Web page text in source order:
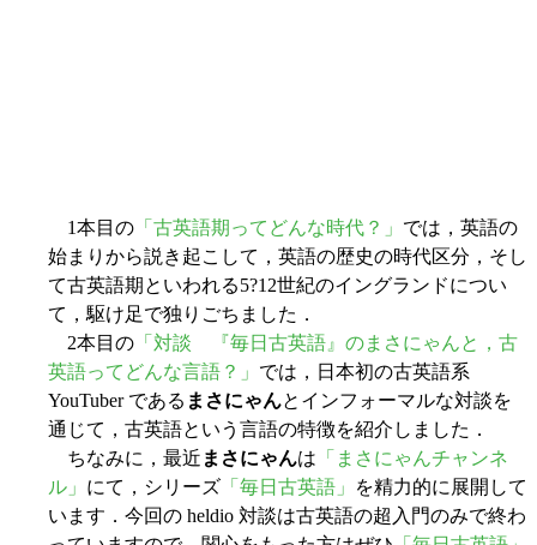
1本目の 「古英語期ってどんな時代？」 では，英語の
始まりから説き起こして，英語の歴史の時代区分，そし
て古英語期といわれる5?12世紀のイングランドについ
て，駆け足で独りごちました．
2本目の 「対談 『毎日古英語』のまさにゃんと，古
英語ってどんな言語？」 では，日本初の古英語系
YouTuber である まさにゃんとインフォーマルな対談を
通じて，古英語という言語の特徴を紹介しました．
ちなみに，最近 まさにゃんは 「まさにゃんチャンネ
ル」 にて，シリーズ 「毎日古英語」
を精力的に展開して
います．今回の heldio 対談は古英語の超入門のみで終わ